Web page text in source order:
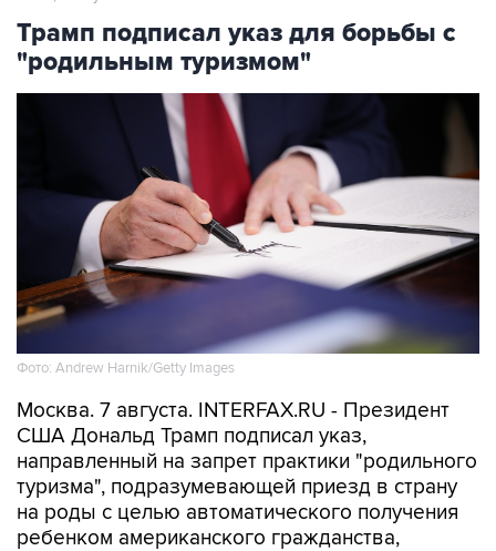
Трамп подписал указ для борьбы с
"родильным туризмом"
Фото: Andrew Harnik/Getty Images
Москва. 7 августа. INTERFAX.RU - Президент
США Дональд Трамп подписал указ,
направленный на запрет практики "родильного
туризма", подразумевающей приезд в страну
на роды с целью автоматического получения
ребенком американского гражданства,